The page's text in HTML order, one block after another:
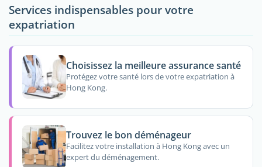
Services indispensables pour votre
expatriation
Choisissez la meilleure assurance santé
Protégez votre santé lors de votre expatriation à
Hong Kong.
Trouvez le bon déménageur
Facilitez votre installation à Hong Kong avec un
expert du déménagement.